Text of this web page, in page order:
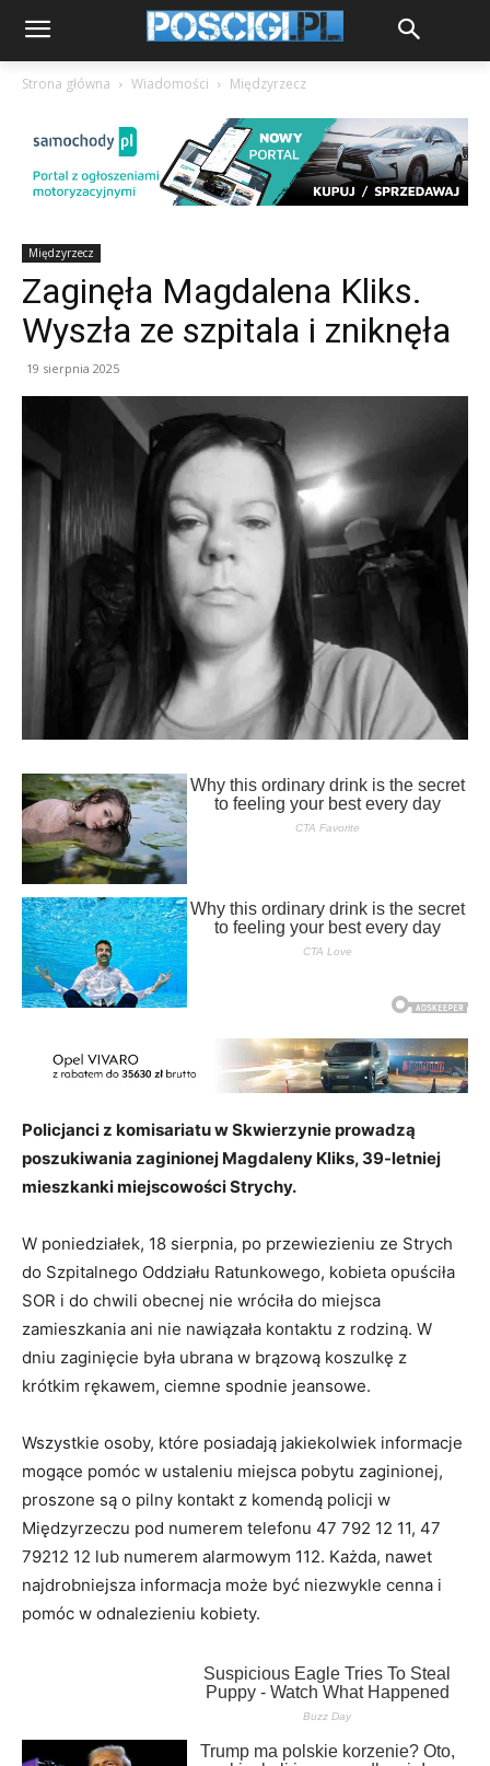
Strona główna Wiadomości Międzyrzecz
Międzyrzecz
Zaginęła Magdalena Kliks.
Wyszła ze szpitala i zniknęła
19 sierpnia 2025
Policjanci z komisariatu w Skwierzynie prowadzą
poszukiwania zaginionej Magdaleny Kliks, 39-letniej
mieszkanki miejscowości Strychy.
W poniedziałek, 18 sierpnia, po przewiezieniu ze Strych
do Szpitalnego Oddziału Ratunkowego, kobieta opuściła
SOR i do chwili obecnej nie wróciła do miejsca
zamieszkania ani nie nawiązała kontaktu z rodziną. W
dniu zaginięcie była ubrana w brązową koszulkę z
krótkim rękawem, ciemne spodnie jeansowe.
Wszystkie osoby, które posiadają jakiekolwiek informacje
mogące pomóc w ustaleniu miejsca pobytu zaginionej,
proszone są o pilny kontakt z komendą policji w
Międzyrzeczu pod numerem telefonu 47 792 12 11, 47
79212 12 lub numerem alarmowym 112. Każda, nawet
najdrobniejsza informacja może być niezwykle cenna i
pomóc w odnalezieniu kobiety.